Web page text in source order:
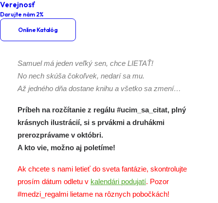
Verejnosť
Darujte nám 2%
Online Katalóg
Samuel má jeden veľký sen, chce LIETAŤ!
No nech skúša čokoľvek, nedarí sa mu.
Až jedného dňa dostane knihu a všetko sa zmení…
Príbeh na rozčítanie z regálu #ucim_sa_citat, plný
krásnych ilustrácií, si s prvákmi a druhákmi
prerozprávame v októbri.
A kto vie, možno aj poletíme!
Ak chcete s nami letieť do sveta fantázie, skontrolujte
prosím dátum odletu v kalendári podujatí. Pozor
#medzi_regalmi lietame na rôznych pobočkách!